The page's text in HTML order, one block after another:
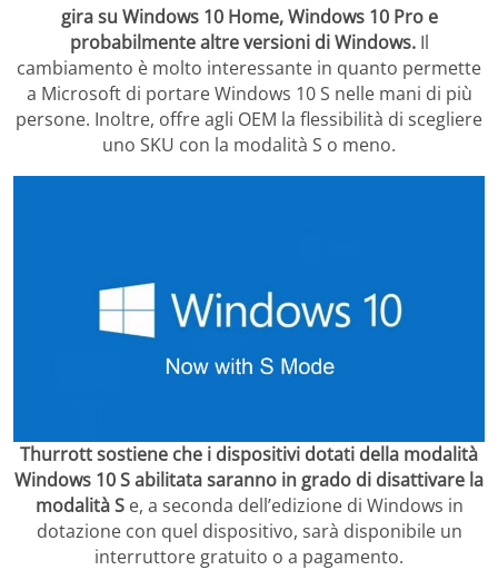
gira su Windows 10 Home, Windows 10 Pro e
probabilmente altre versioni di Windows.Il
cambiamento è molto interessante in quanto permette
a Microsoft di portare Windows 10 S nelle mani di più
persone. Inoltre, offre agli OEM la flessibilità di scegliere
uno SKU con la modalità S o meno.
Thurrott sostiene che i dispositivi dotati della modalità
Windows 10 S abilitata saranno in grado di disattivare la
modalità Se, a seconda dell’edizione di Windows in
dotazione con quel dispositivo, sarà disponibile un
interruttore gratuito o a pagamento.